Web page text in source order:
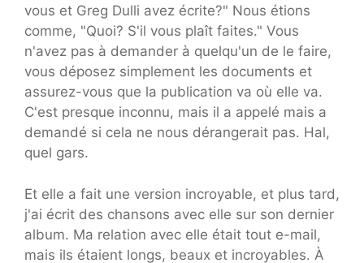
vous et Greg Dulli avez écrite?" Nous étions
comme, "Quoi? S'il vous plaît faites." Vous
n'avez pas à demander à quelqu'un de le faire,
vous déposez simplement les documents et
assurez-vous que la publication va où elle va.
C'est presque inconnu, mais il a appelé mais a
demandé si cela ne nous dérangerait pas. Hal,
quel gars.
Et elle a fait une version incroyable, et plus tard,
j'ai écrit des chansons avec elle sur son dernier
album. Ma relation avec elle était tout e-mail,
mais ils étaient longs, beaux et incroyables. À